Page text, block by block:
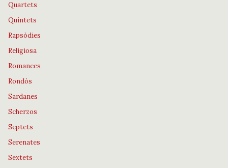
Quartets
Quintets
Rapsòdies
Religiosa
Romances
Rondós
Sardanes
Scherzos
Septets
Serenates
Sextets